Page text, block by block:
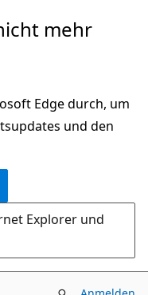
mehr
Edge durch, um
und den
Explorer und